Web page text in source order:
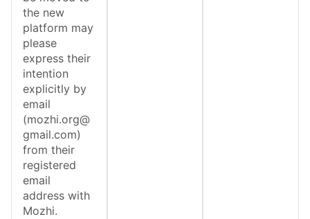
the new
platform may
please
express their
intention
explicitly by
email
(mozhi.org@
gmail.com)
from their
registered
email
address with
Mozhi.